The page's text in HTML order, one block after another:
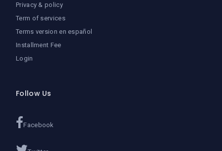
Privacy & policy
Term of services
Terms version en español
Installment Fee
Login
Follow Us
Facebook